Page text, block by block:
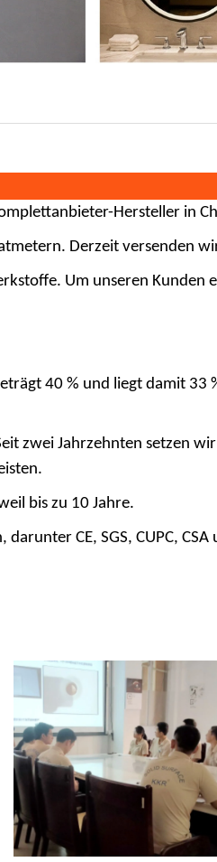
Hersteller in
Derzeit versenden
Um unseren Kunden
40 % und liegt damit
zwei Jahrzehnten setzen
bis zu 10 Jahre.
CE, SGS, CUPC,